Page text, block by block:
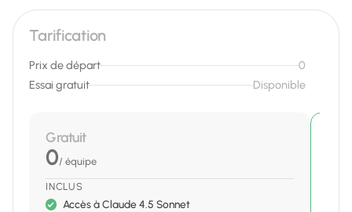
Tarification
Prix de départ
0
Essai gratuit
Disponible
Gratuit
0/ équipe
INCLUS
Accès à Claude 4.5 Sonnet